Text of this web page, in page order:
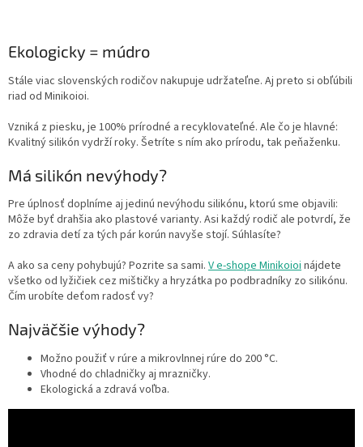
Ekologicky = múdro
Stále viac slovenských rodičov nakupuje udržateľne. Aj preto si obľúbili
riad od Minikoioi.
Vzniká z piesku, je 100% prírodné a recyklovateľné. Ale čo je hlavné:
Kvalitný silikón vydrží roky. Šetríte s ním ako prírodu, tak peňaženku.
Má silikón nevýhody?
Pre úplnosť doplníme aj jedinú nevýhodu silikónu, ktorú sme objavili:
Môže byť drahšia ako plastové varianty. Asi každý rodič ale potvrdí, že
zo zdravia detí za tých pár korún navyše stojí. Súhlasíte?
A ako sa ceny pohybujú? Pozrite sa sami. V e-shope Minikoioinájdete
všetko od lyžičiek cez mištičky a hryzátka po podbradníky zo silikónu.
Čím urobíte deťom radosť vy?
Najväčšie výhody?
Možno použiť v rúre a mikrovlnnej rúre do 200 °C.
Vhodné do chladničky aj mrazničky.
Ekologická a zdravá voľba.